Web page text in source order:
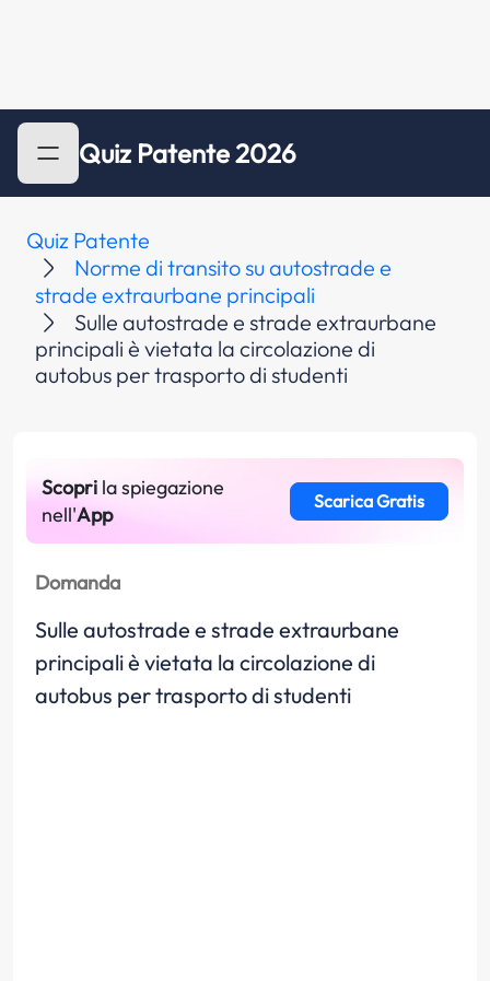
Quiz Patente 2026
Quiz Patente
Norme di transito su autostrade e
strade extraurbane principali
Sulle autostrade e strade extraurbane
principali è vietata la circolazione di
autobus per trasporto di studenti
Scopri la spiegazione
nell'App
Scarica Gratis
Domanda
Sulle autostrade e strade extraurbane
principali è vietata la circolazione di
autobus per trasporto di studenti